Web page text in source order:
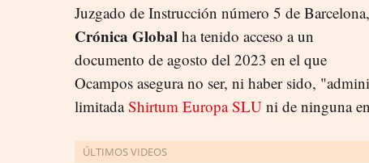
Juzgado de Instrucción número 5 de Barcelona,
Crónica Global ha tenido acceso a un
documento de agosto del 2023 en el que
Ocampos asegura no ser, ni haber sido,
limitadaShirtum Europa SLU ni de ninguna